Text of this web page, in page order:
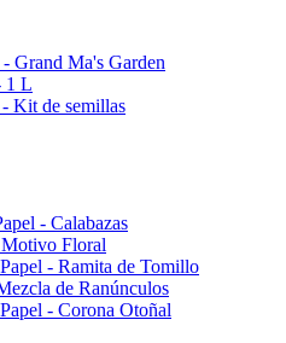
Grand Ma's Garden
1 L
Kit de semillas
- Calabazas
Floral
- Ramita de Tomillo
de Ranúnculos
- Corona Otoñal